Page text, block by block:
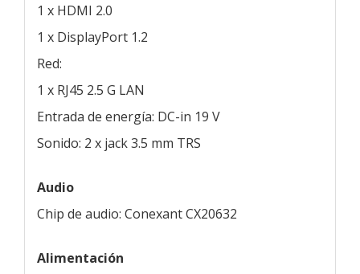
1 x HDMI 2.0
1 x DisplayPort 1.2
Red:
1 x RJ45 2.5 G LAN
Entrada de energía: DC-in 19 V
Sonido: 2 x jack 3.5 mm TRS
Audio
Chip de audio: Conexant CX20632
Alimentación